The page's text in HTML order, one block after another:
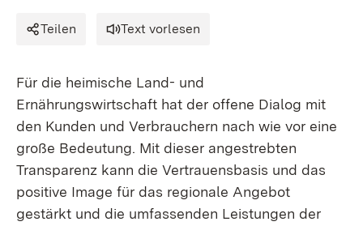
Teilen Text vorlesen
Für die heimische Land- und
Ernährungswirtschaft hat der offene Dialog mit
den Kunden und Verbrauchern nach wie vor eine
große Bedeutung. Mit dieser angestrebten
Transparenz kann die Vertrauensbasis und das
positive Image für das regionale Angebot
gestärkt und die umfassenden Leistungen der